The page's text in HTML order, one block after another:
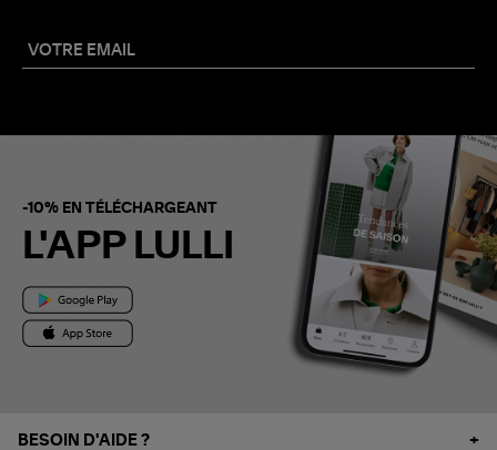
-10% EN TÉLÉCHARGEANT
L'APP LULLI
BESOIN D'AIDE ?